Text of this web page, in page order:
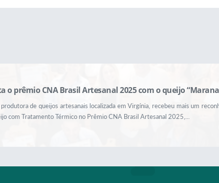
o prêmio CNA Brasil Artesanal 2025 com o queijo
de queijos artesanais localizada em Virgínia, recebeu mais um
com Tratamento Térmico no Prêmio CNA Brasil Artesanal 2025,...